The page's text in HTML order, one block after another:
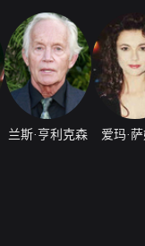
兰斯·亨利克森 爱玛·